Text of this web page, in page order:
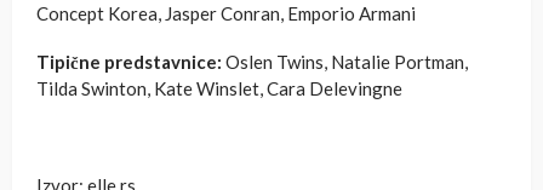
Concept Korea, Jasper Conran, Emporio Armani
Tipične predstavnice: Oslen Twins, Natalie Portman,
Tilda Swinton, Kate Winslet, Cara Delevingne
Izvor: elle.rs